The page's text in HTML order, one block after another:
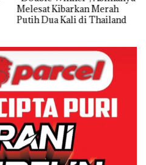
Melesat Kibarkan Merah
Putih Dua Kali di Thailand